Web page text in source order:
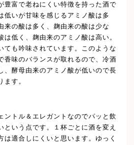
豊富で老ねにくい特徴を持った酒で
低いが甘味を感じるアミノ酸は多
来の酸は多く、麹由来の酸は少な
は低く、麹由来のアミノ酸は高い。
ても吟味されています。このような
香味のバランスが取れるので、冷酒
、酵母由来のアミノ酸が低いので長
ます。
ントル＆エレガントなのでパッと飲
という点です。１杯ごとに酒を変え
は適合しにくいと思います。ゆっく